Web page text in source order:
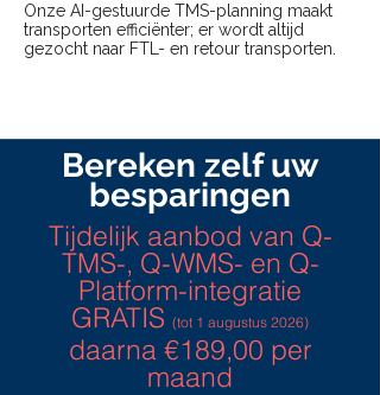
Onze AI-gestuurde TMS-planning maakt
transporten efficiënter; er wordt altijd
gezocht naar FTL- en retour transporten.
Bereken zelf uw
besparingen
Tijdelijk aanbod van Q-
TMS-, Q-WMS- en Q-
Platform-integratie
GRATIS (tot 1 augustus 2026)
daarna €189,00 per
maand